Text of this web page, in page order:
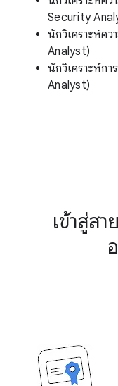
Security
นักวิเคราะห์ค
Analyst)
นักวิเคราะห์ก
Analyst)
เข้าสู่ส